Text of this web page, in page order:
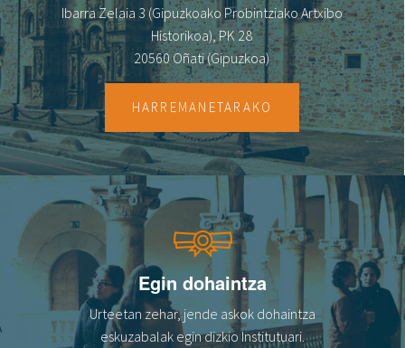
Ibarra Zelaia 3 (Gipuzkoako Probintziako Artxibo
Historikoa), PK 28
20560 Oñati (Gipuzkoa)
HARREMANETARAKO
Egin dohaintza
Urteetan zehar, jende askok dohaintza
eskuzabalak egin dizkio Institutuari.